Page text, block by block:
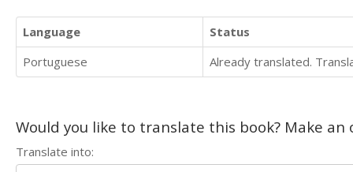
Language
Status
Portuguese
Already translated.
Would you like to translate this book? Make
Translate into: